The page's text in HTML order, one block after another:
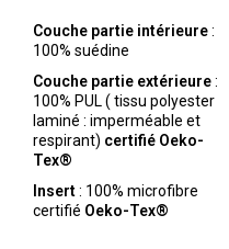
Couche partie intérieure:
100% suédine
Couche partie extérieure:
100% PUL ( tissu polyester
laminé : imperméable et
respirant) certifié Oeko-
Tex®
Insert: 100% microfibre
certifié Oeko-Tex®